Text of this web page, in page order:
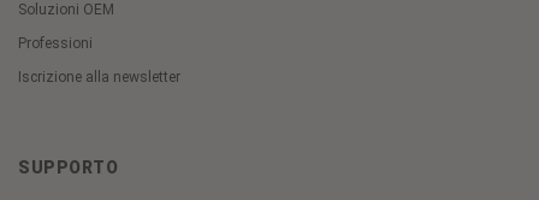
Soluzioni OEM
Professioni
Iscrizione alla newsletter
SUPPORTO